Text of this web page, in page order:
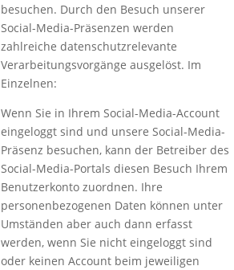
besuchen. Durch den Besuch unserer
Social-Media-Präsenzen werden
zahlreiche datenschutzrelevante
Verarbeitungsvorgänge ausgelöst. Im
Einzelnen:
Wenn Sie in Ihrem Social-Media-Account
eingeloggt sind und unsere Social-Media-
Präsenz besuchen, kann der Betreiber des
Social-Media-Portals diesen Besuch Ihrem
Benutzerkonto zuordnen. Ihre
personenbezogenen Daten können unter
Umständen aber auch dann erfasst
werden, wenn Sie nicht eingeloggt sind
oder keinen Account beim jeweiligen